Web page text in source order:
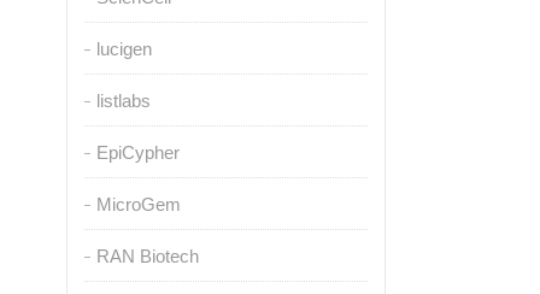
lucigen
listlabs
EpiCypher
MicroGem
RAN Biotech